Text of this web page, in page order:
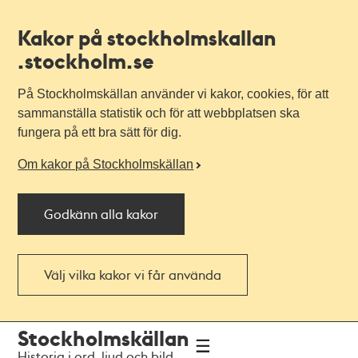
Kakor på stockholmskallan
.stockholm.se
På Stockholmskällan använder vi kakor, cookies, för att
sammanställa statistik och för att webbplatsen ska
fungera på ett bra sätt för dig.
Om kakor på Stockholmskällan
Godkänn alla kakor
Välj vilka kakor vi får använda
navigationen
huvudinnehållet
Stockholmskällan